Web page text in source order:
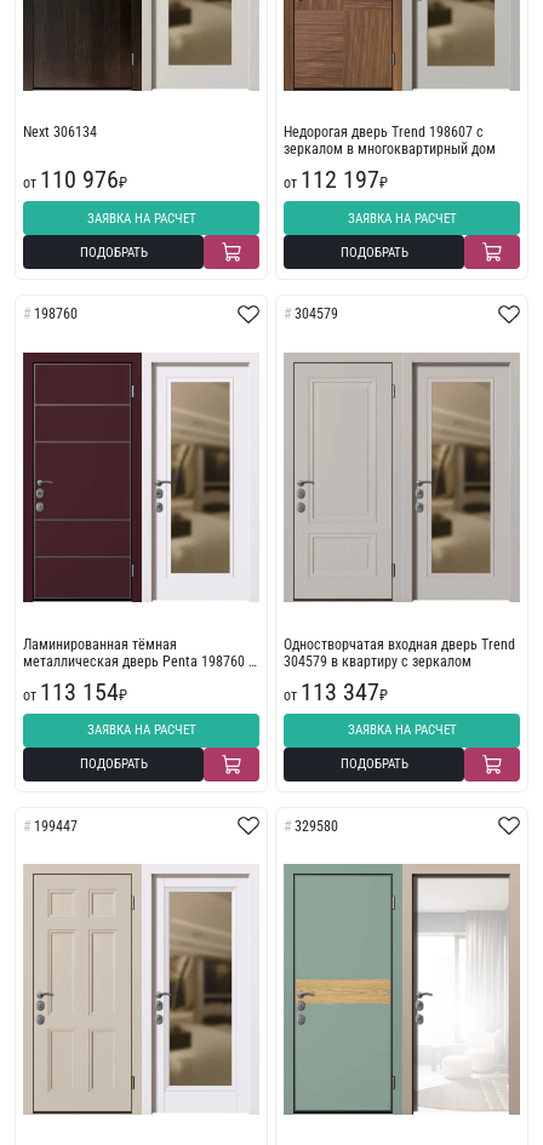
Next 306134
от 110 976₽
ЗАЯВКА НА РАСЧЕТ
ПОДОБРАТЬ
Недорогая дверь Trend 198607 с
зеркалом в многоквартирный дом
от 112 197₽
ЗАЯВКА НА РАСЧЕТ
ПОДОБРАТЬ
198760
Ламинированная тёмная
металлическая дверь Penta 198760 в
от 113 154₽
ЗАЯВКА НА РАСЧЕТ
ПОДОБРАТЬ
304579
Одностворчатая входная дверь Trend
304579 в квартиру с зеркалом
от 113 347₽
ЗАЯВКА НА РАСЧЕТ
ПОДОБРАТЬ
199447 329580